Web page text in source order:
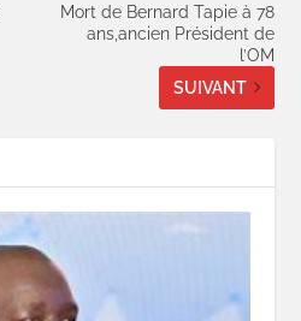
Mort de Bernard Tapie à 78
ans,ancien Président de
l’OM
SUIVANT